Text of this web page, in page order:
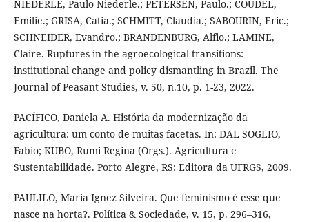
NIEDERLE, Paulo Niederle.; PETERSEN, Paulo.; COUDEL,
Emilie.; GRISA, Catia.; SCHMITT, Claudia.; SABOURIN, Eric.;
SCHNEIDER, Evandro.; BRANDENBURG, Alfio.; LAMINE,
Claire. Ruptures in the agroecological transitions:
institutional change and policy dismantling in Brazil. The
Journal of Peasant Studies, v. 50, n.10, p. 1-23, 2022.
PACÍFICO, Daniela A. História da modernização da
agricultura: um conto de muitas facetas. In: DAL SOGLIO,
Fabio; KUBO, Rumi Regina (Orgs.). Agricultura e
Sustentabilidade. Porto Alegre, RS: Editora da UFRGS, 2009.
PAULILO, Maria Ignez Silveira. Que feminismo é esse que
nasce na horta?. Política & Sociedade, v. 15, p. 296–316,